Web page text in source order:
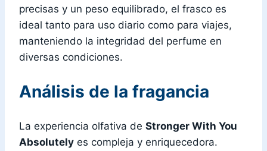
precisas y un peso equilibrado, el frasco es
ideal tanto para uso diario como para viajes,
manteniendo la integridad del perfume en
diversas condiciones.
Análisis de la fragancia
La experiencia olfativa de Stronger With You
Absolutely es compleja y enriquecedora.